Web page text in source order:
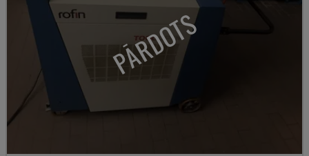
PĀRDOTS